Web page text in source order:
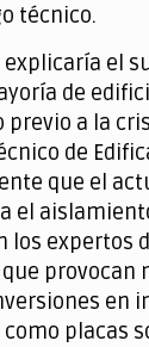
técnico.
el
de
a la
de
que el
el
los expertos
provocan
en
placas